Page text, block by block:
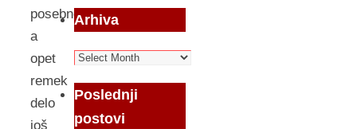
posebno,
a
opet
remek
delo
još
Arhiva
Arhiva
Poslednji
postovi